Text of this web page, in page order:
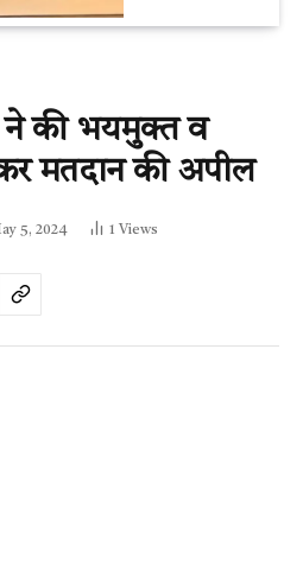
ने की भयमुक्त व
मतदान की अपील
5, 2024 1 Views